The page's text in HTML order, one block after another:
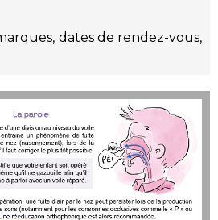
dates de rendez-vous,